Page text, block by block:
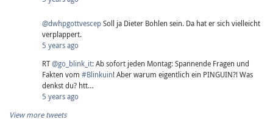
@dwhpgottvescepSoll ja Dieter Bohlen sein. Da hat er sich vielleicht
verplappert.
5 years ago
RT@go_blink_it: Ab sofort jeden Montag: Spannende Fragen und
Fakten vom #Blinkuin! Aber warum eigentlich ein PINGUIN?! Was
denkst du? htt…
5 years ago
View more tweets